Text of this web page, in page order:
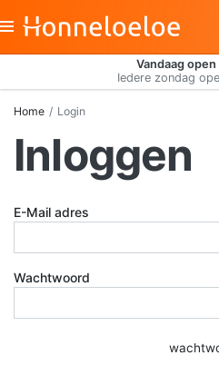
Vandaag
Iedere zondag
Home Login
Inloggen
E-Mail adres
Wachtwoord